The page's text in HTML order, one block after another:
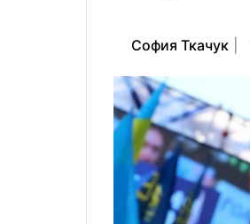
София Ткачук